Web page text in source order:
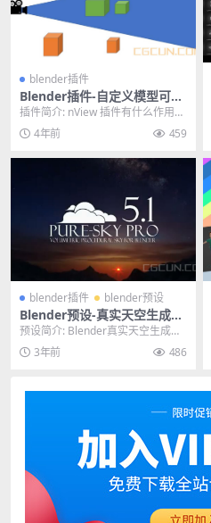
blender插件
Blender插件-自定义模型可视
化渲染 nView V2.1.10
插件简介: nView 插件有什么作用？
使用插件nView可以让任何摄像机
里出...4年前 459
blender插件 blender预设
Blender预设-真实天空生成光
效预设 Pure-Sky Pro V6.0.2
7 Full Pack Eevee & Cycle
预设简介: Blender真实天空生成光
效预设 Pure-Sky Pro V6....
3年前 486